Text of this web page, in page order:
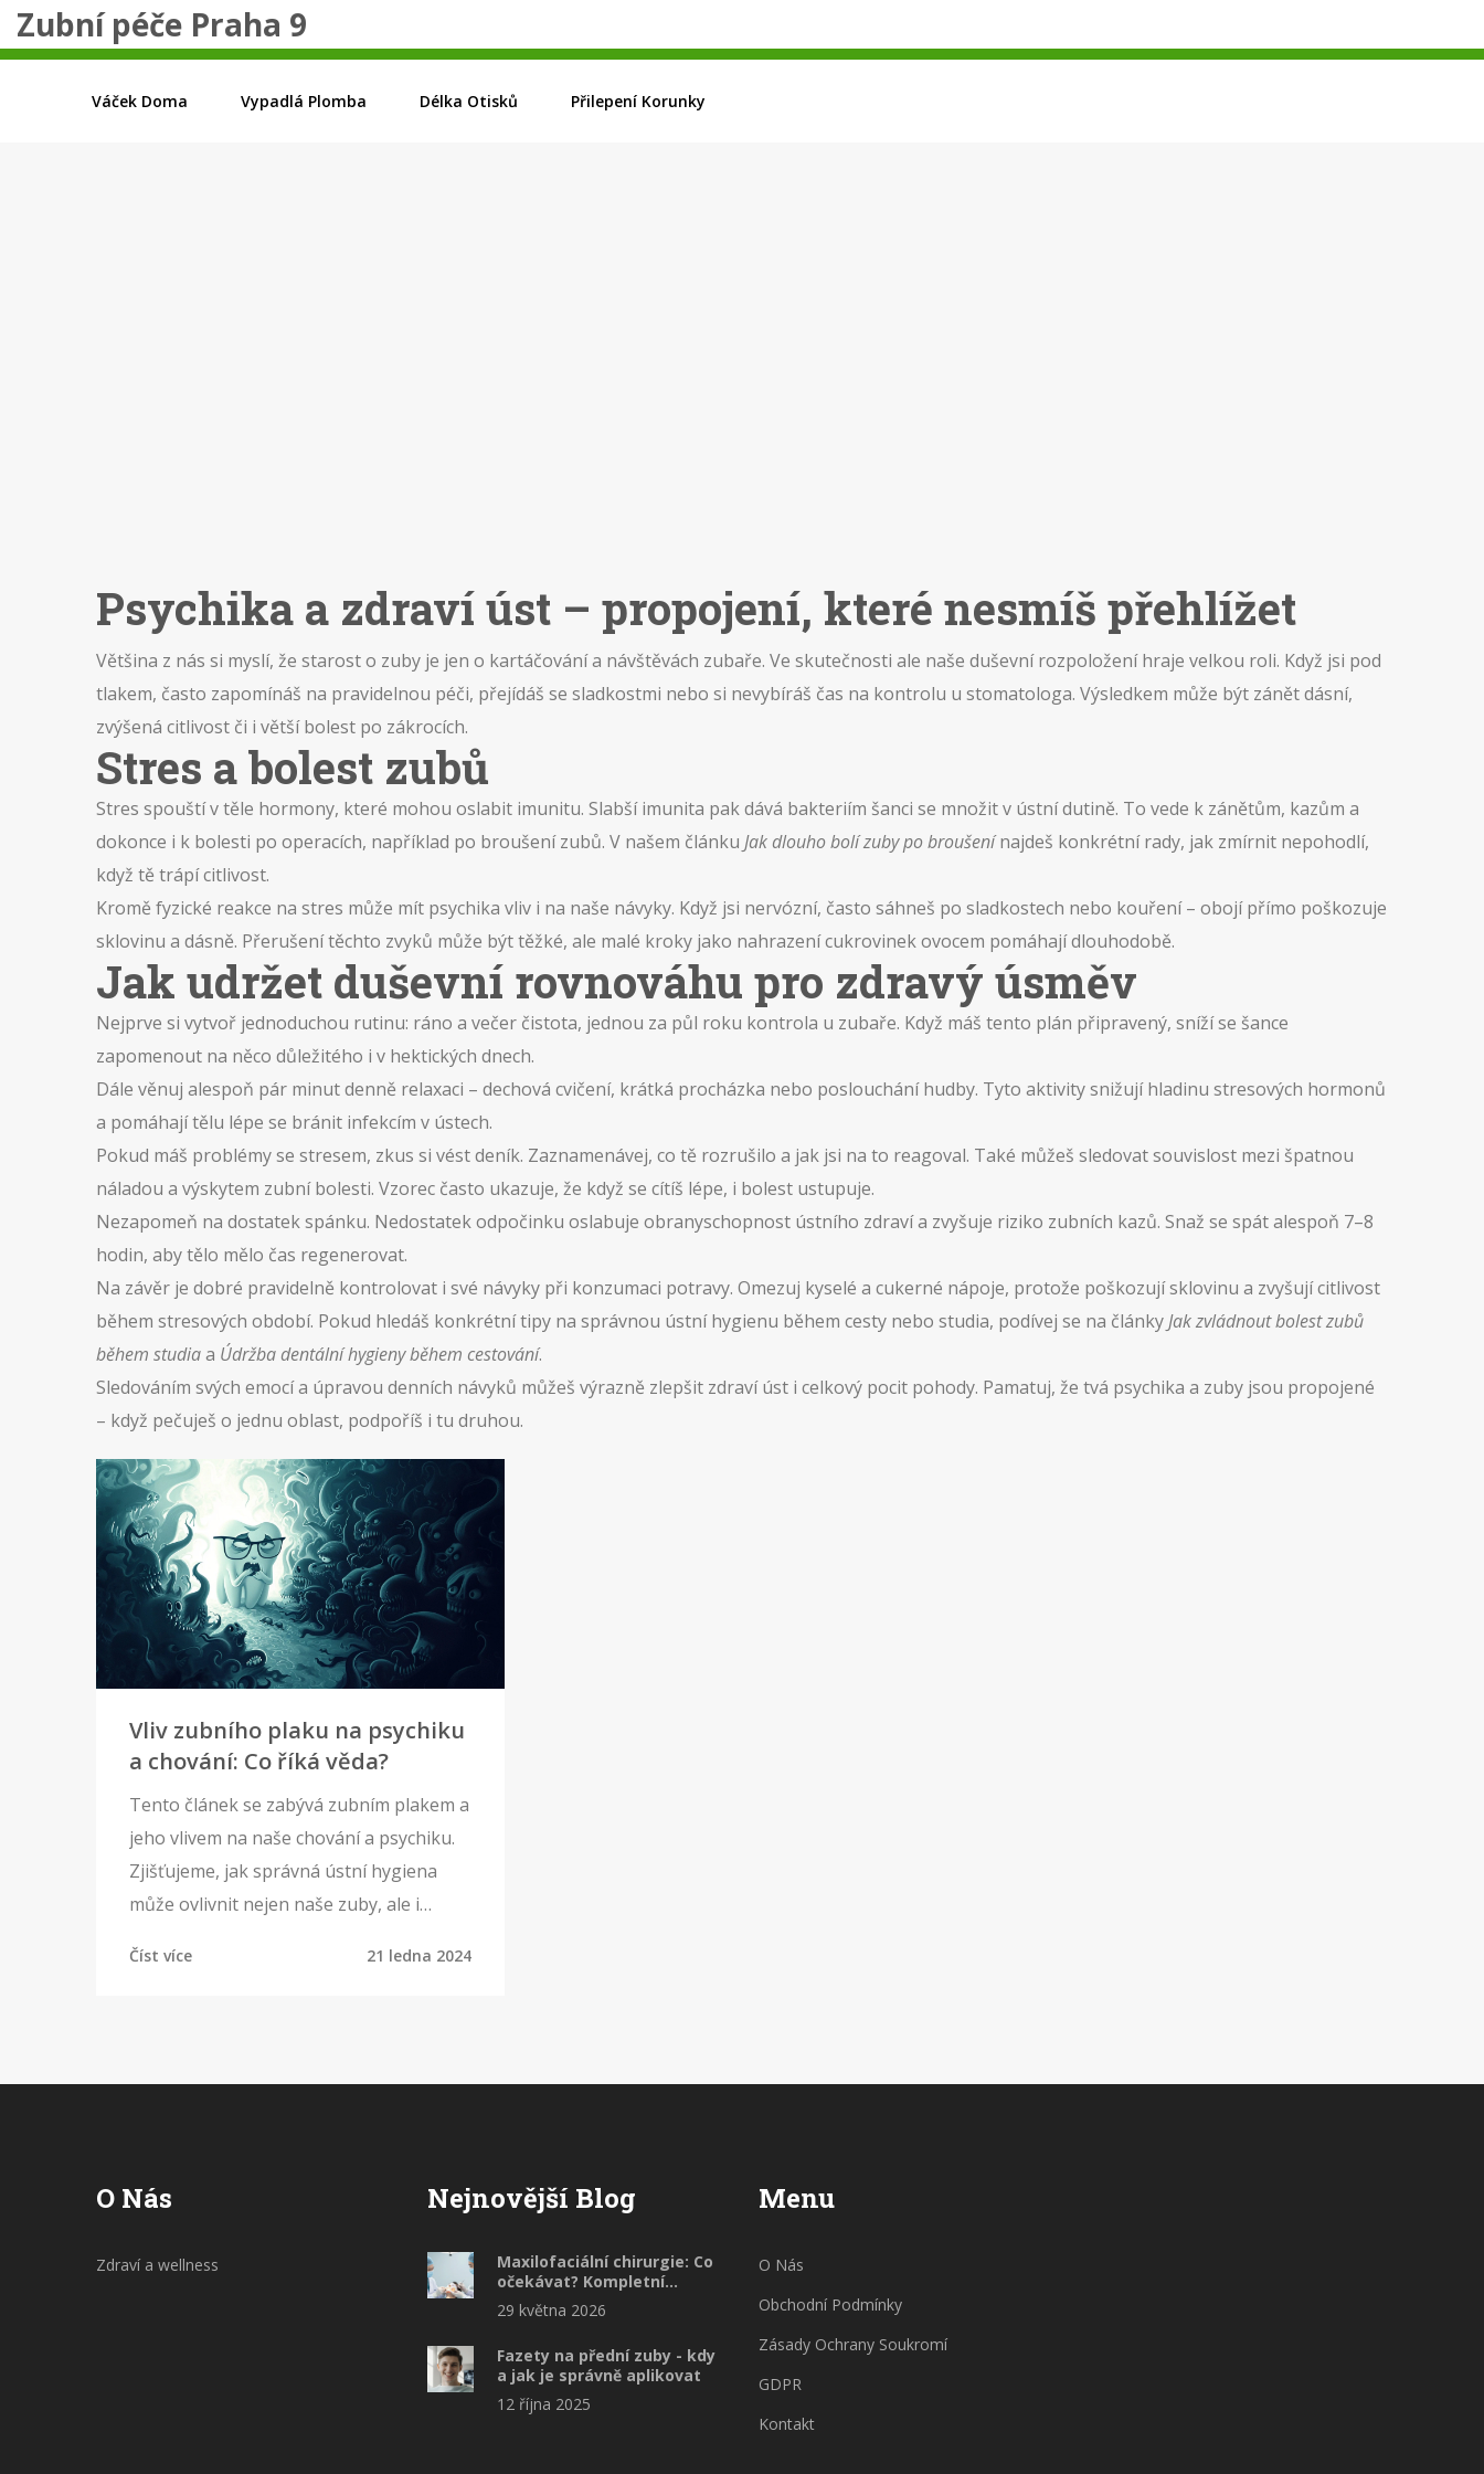
Zubní péče Praha 9
Váček Doma Vypadlá Plomba Délka Otisků Přilepení Korunky
Psychika a zdraví úst – propojení, které nesmíš přehlížet
Většina z nás si myslí, že starost o zuby je jen o kartáčování a návštěvách zubaře. Ve skutečnosti ale naše duševní rozpoložení hraje velkou roli. Když jsi pod
tlakem, často zapomínáš na pravidelnou péči, přejídáš se sladkostmi nebo si nevybíráš čas na kontrolu u stomatologa. Výsledkem může být zánět dásní,
zvýšená citlivost či i větší bolest po zákrocích.
Stres a bolest zubů
Stres spouští v těle hormony, které mohou oslabit imunitu. Slabší imunita pak dává bakteriím šanci se množit v ústní dutině. To vede k zánětům, kazům a
dokonce i k bolesti po operacích, například po broušení zubů. V našem článku Jak dlouho bolí zuby po broušenínajdeš konkrétní rady, jak zmírnit nepohodlí,
když tě trápí citlivost.
Kromě fyzické reakce na stres může mít psychika vliv i na naše návyky. Když jsi nervózní, často sáhneš po sladkostech nebo kouření – obojí přímo poškozuje
sklovinu a dásně. Přerušení těchto zvyků může být těžké, ale malé kroky jako nahrazení cukrovinek ovocem pomáhají dlouhodobě.
Jak udržet duševní rovnováhu pro zdravý úsměv
Nejprve si vytvoř jednoduchou rutinu: ráno a večer čistota, jednou za půl roku kontrola u zubaře. Když máš tento plán připravený, sníží se šance
zapomenout na něco důležitého i v hektických dnech.
Dále věnuj alespoň pár minut denně relaxaci – dechová cvičení, krátká procházka nebo poslouchání hudby. Tyto aktivity snižují hladinu stresových hormonů
a pomáhají tělu lépe se bránit infekcím v ústech.
Pokud máš problémy se stresem, zkus si vést deník. Zaznamenávej, co tě rozrušilo a jak jsi na to reagoval. Také můžeš sledovat souvislost mezi špatnou
náladou a výskytem zubní bolesti. Vzorec často ukazuje, že když se cítíš lépe, i bolest ustupuje.
Nezapomeň na dostatek spánku. Nedostatek odpočinku oslabuje obranyschopnost ústního zdraví a zvyšuje riziko zubních kazů. Snaž se spát alespoň 7–8
hodin, aby tělo mělo čas regenerovat.
Na závěr je dobré pravidelně kontrolovat i své návyky při konzumaci potravy. Omezuj kyselé a cukerné nápoje, protože poškozují sklovinu a zvyšují citlivost
během stresových období. Pokud hledáš konkrétní tipy na správnou ústní hygienu během cesty nebo studia, podívej se na článkyJak zvládnout bolest zubů
během studiaa Údržba dentální hygieny během cestování.
Sledováním svých emocí a úpravou denních návyků můžeš výrazně zlepšit zdraví úst i celkový pocit pohody. Pamatuj, že tvá psychika a zuby jsou propojené
– když pečuješ o jednu oblast, podpoříš i tu druhou.
Vliv zubního plaku na psychiku
a chování: Co říká věda?
Tento článek se zabývá zubním plakem a
jeho vlivem na naše chování a psychiku.
Zjišťujeme, jak správná ústní hygiena
může ovlivnit nejen naše zuby, ale i
Číst více 21 ledna 2024
O Nás
Zdraví a wellness
Nejnovější Blog
Maxilofaciální chirurgie: Co
očekávat? Kompletní
průvodce přípravou a
rekonvalescencí
29 května 2026
Fazety na přední zuby - kdy
a jak je správně aplikovat
12 října 2025
Menu
O Nás
Obchodní Podmínky
Zásady Ochrany Soukromí
GDPR
Kontakt